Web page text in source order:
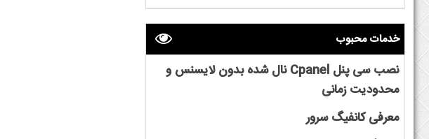
خدمات محبوب
نصب سی پنل Cpanel نال شده بدون لایسنس و
محدودیت زمانی
معرفی کانفیگ سرور